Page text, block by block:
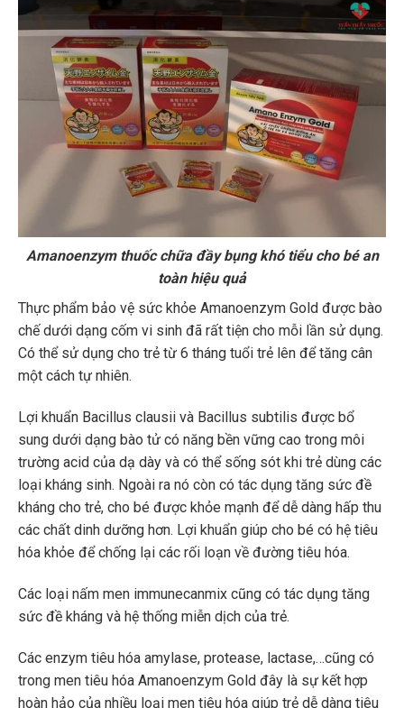
Amanoenzym thuốc chữa đầy bụng khó tiểu cho bé an
toàn hiệu quả
Thực phẩm bảo vệ sức khỏe Amanoenzym Gold được bào
chế dưới dạng cốm vi sinh đã rất tiện cho mỗi lần sử dụng.
Có thể sử dụng cho trẻ từ 6 tháng tuổi trẻ lên để tăng cân
một cách tự nhiên.
Lợi khuẩn Bacillus clausii và Bacillus subtilis được bổ
sung dưới dạng bào tử có năng bền vững cao trong môi
trường acid của dạ dày và có thể sống sót khi trẻ dùng các
loại kháng sinh. Ngoài ra nó còn có tác dụng tăng sức đề
kháng cho trẻ, cho bé được khỏe mạnh để dễ dàng hấp thu
các chất dinh dưỡng hơn. Lợi khuẩn giúp cho bé có hệ tiêu
hóa khỏe để chống lại các rối loạn về đường tiêu hóa.
Các loại nấm men immunecanmix cũng có tác dụng tăng
sức đề kháng và hệ thống miễn dịch của trẻ.
Các enzym tiêu hóa amylase, protease, lactase,…cũng có
trong men tiêu hóa Amanoenzym Gold đây là sự kết hợp
hoàn hảo của nhiều loại men tiêu hóa giúp trẻ dễ dàng tiêu